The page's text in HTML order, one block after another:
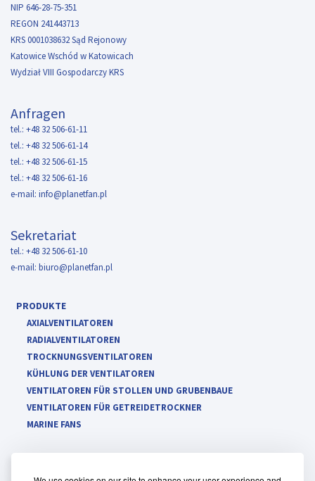
NIP 646-28-75-351
REGON 241443713
KRS 0001038632 Sąd Rejonowy
Katowice Wschód w Katowicach
Wydział VIII Gospodarczy KRS
Anfragen
tel.: +48 32 506-61-11
tel.: +48 32 506-61-14
tel.: +48 32 506-61-15
tel.: +48 32 506-61-16
e-mail: info@planetfan.pl
Sekretariat
tel.: +48 32 506-61-10
e-mail: biuro@planetfan.pl
PRODUKTE
AXIALVENTILATOREN
RADIALVENTILATOREN
TROCKNUNGSVENTILATOREN
KÜHLUNG DER VENTILATOREN
VENTILATOREN FÜR STOLLEN UND GRUBENBAUE
VENTILATOREN FÜR GETREIDETROCKNER
MARINE FANS